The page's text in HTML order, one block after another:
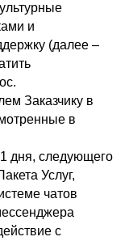
и
(далее –
Заказчику в
в
дня, следующего
Услуг,
чатов
с